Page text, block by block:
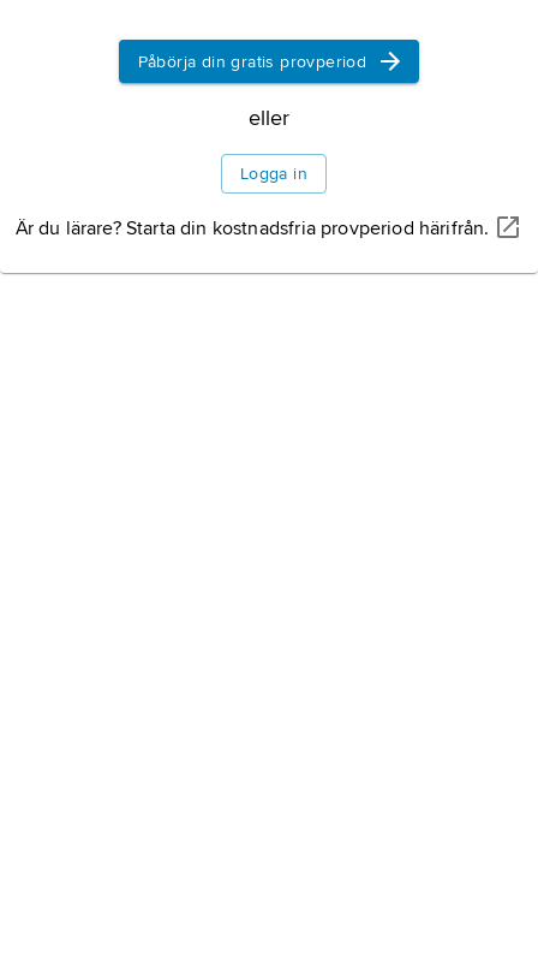
Påbörja din gratis provperiod
eller
Logga in
Är du lärare? Starta din kostnadsfria provperiod härifrån.